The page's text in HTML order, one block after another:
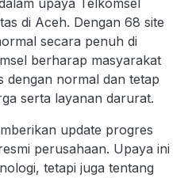
upaya Telkomsel
di Aceh. Dengan 68 site
secara penuh di
berharap masyarakat
dengan normal dan tetap
serta layanan darurat.
update progres
perusahaan. Upaya ini
tetapi juga tentang